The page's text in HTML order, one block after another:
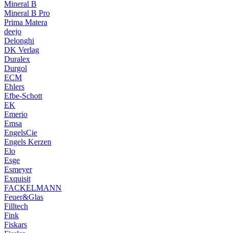
Mineral B
Mineral B Pro
Prima Matera
deejo
Delonghi
DK Verlag
Duralex
Durgol
ECM
Ehlers
Efbe-Schott
EK
Emerio
Emsa
EngelsCie
Engels Kerzen
Elo
Esge
Esmeyer
Exquisit
FACKELMANN
Feuer&Glas
Filltech
Fink
Fiskars